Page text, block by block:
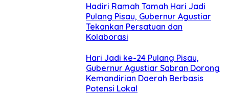
Hadiri Ramah Tamah Hari Jadi
Pulang Pisau, Gubernur Agustiar
Tekankan Persatuan dan
Kolaborasi
Hari Jadi ke-24 Pulang Pisau,
Gubernur Agustiar Sabran Dorong
Kemandirian Daerah Berbasis
Potensi Lokal